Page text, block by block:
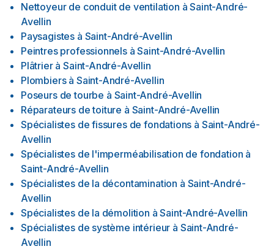
Nettoyeur de conduit de ventilation à Saint-André-
Avellin
Paysagistes à Saint-André-Avellin
Peintres professionnels à Saint-André-Avellin
Plâtrier à Saint-André-Avellin
Plombiers à Saint-André-Avellin
Poseurs de tourbe à Saint-André-Avellin
Réparateurs de toiture à Saint-André-Avellin
Spécialistes de fissures de fondations à Saint-André-
Avellin
Spécialistes de l'imperméabilisation de fondation à
Saint-André-Avellin
Spécialistes de la décontamination à Saint-André-
Avellin
Spécialistes de la démolition à Saint-André-Avellin
Spécialistes de système intérieur à Saint-André-
Avellin